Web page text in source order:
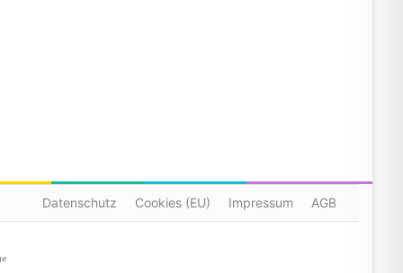
Datenschutz Cookies (EU) Impressum AGB